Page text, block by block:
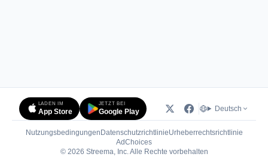
LADEN IM
App Store
JETZT BEI
Google Play Deutsch
Nutzungsbedingungen DatenschutzrichtlinieUrheberrechtsrichtlinie
AdChoices(öffnet in neuem Tab)
© 2026 Streema, Inc. Alle Rechte vorbehalten